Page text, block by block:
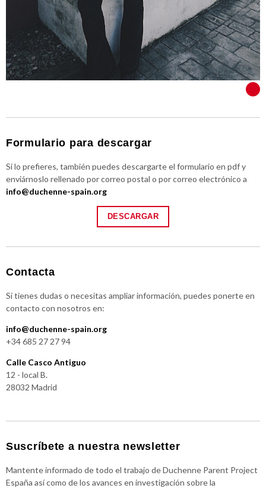
Formulario para descargar
Si lo prefieres, también puedes descargarte el formulario en pdf y
enviárnoslo rellenado por correo postal o por correo electrónico a
info@duchenne-spain.org
DESCARGAR
Contacta
Si tienes dudas o necesitas ampliar información, puedes ponerte en
contacto con nosotros en:
info@duchenne-spain.org
+34 685 27 27 94
Calle Casco Antiguo
12 - local B.
28032 Madrid
Suscríbete a nuestra newsletter
Mantente informado de todo el trabajo de Duchenne Parent Project
España así como de los avances en investigación sobre la